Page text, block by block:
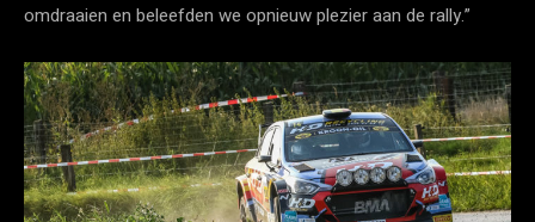
omdraaien en beleefden we opnieuw plezier aan de rally.”